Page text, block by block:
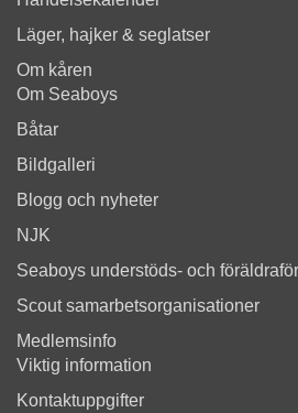
Läger, hajker & seglatser
Om kåren
Om Seaboys
Båtar
Bildgalleri
Blogg och nyheter
NJK
Seaboys understöds- och
Scout samarbetsorganisationer
Medlemsinfo
Viktig information
Kontaktuppgifter